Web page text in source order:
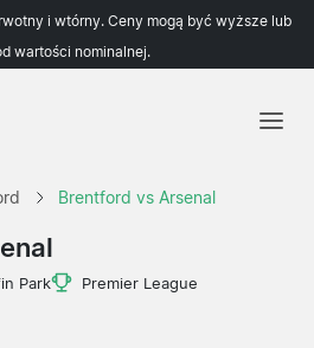
i wtórny. Ceny mogą być wyższe lub
wartości nominalnej.
Brentford vs Arsenal
Park
Premier League